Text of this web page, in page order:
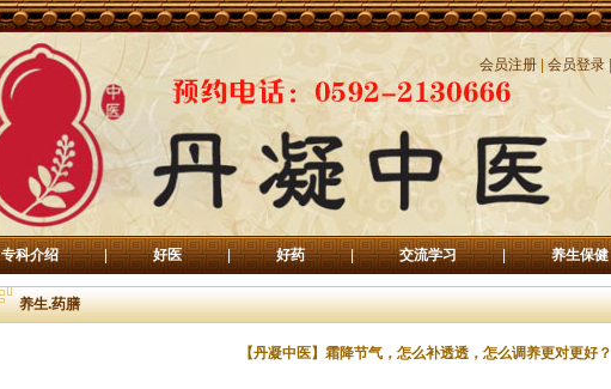
会员注册 会员登录
专科介绍 | 好医 | 好药 | 交流学习 | 养生保健
养生.药膳
【丹凝中医】霜降节气，怎么补透透，怎么调养更对更好？